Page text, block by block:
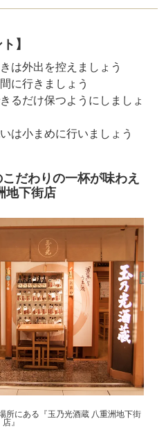
】
は外出を控えましょう
に行きましょう
るだけ保つようにしましょ
は小まめに行いましょう
だわりの一杯が味わえ
地下街店
所にある『玉乃光酒蔵 八重洲地下街
店』